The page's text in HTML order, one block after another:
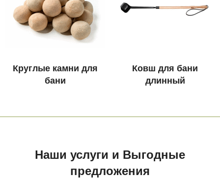
Круглые камни для
бани
Ковш для бани
длинный
Наши услуги и Выгодные
предложения